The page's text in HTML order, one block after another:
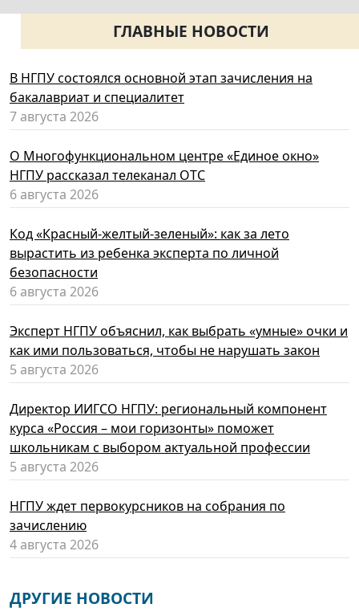
ГЛАВНЫЕ НОВОСТИ
В НГПУ состоялся основной этап зачисления на
бакалавриат и специалитет
7 августа 2026
О Многофункциональном центре «Единое окно»
НГПУ рассказал телеканал ОТС
6 августа 2026
Код «Красный-желтый-зеленый»: как за лето
вырастить из ребенка эксперта по личной
безопасности
6 августа 2026
Эксперт НГПУ объяснил, как выбрать «умные» очки и
как ими пользоваться, чтобы не нарушать закон
5 августа 2026
Директор ИИГСО НГПУ: региональный компонент
курса «Россия – мои горизонты» поможет
школьникам с выбором актуальной профессии
5 августа 2026
НГПУ ждет первокурсников на собрания по
зачислению
4 августа 2026
ДРУГИЕ НОВОСТИ